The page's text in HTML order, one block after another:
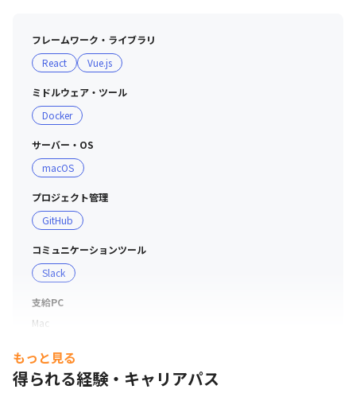
・半期ごとの目標設定と振り返りによる評価をおこなって
います
・期の途中で目標設定と実態にズレが発生した場合は、定
期的な面談等を通じて目標設定の修正を行っています
フレームワーク・ライブラリ
React
Vue.js
ミドルウェア・ツール
Docker
サーバー・OS
macOS
プロジェクト管理
GitHub
コミュニケーションツール
Slack
支給PC
Mac
もっと見る
得られる経験・キャリアパス